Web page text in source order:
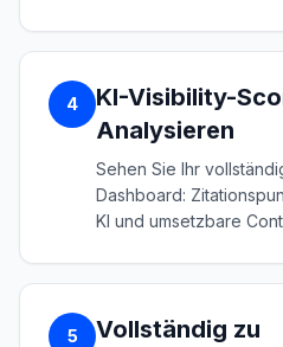
4
KI-Visibility-
Analysieren
Sehen Sie Ihr
Dashboard:
KI und umsetzbare
5
Vollständig zu